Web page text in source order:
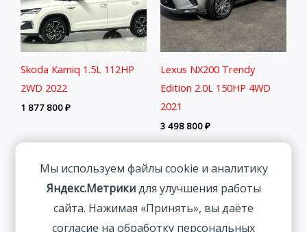
Skoda Kamiq 1.5L 112HP
2WD 2022
1 877 800₽
Lexus NX200 Trendy
Edition 2.0L 150HP 4WD
2021
3 498 800₽
Мы используем файлы cookie и аналитику
Яндекс.Метрикидля улучшения работы
сайта. Нажимая «Принять», вы даёте
согласие на обработку персональных